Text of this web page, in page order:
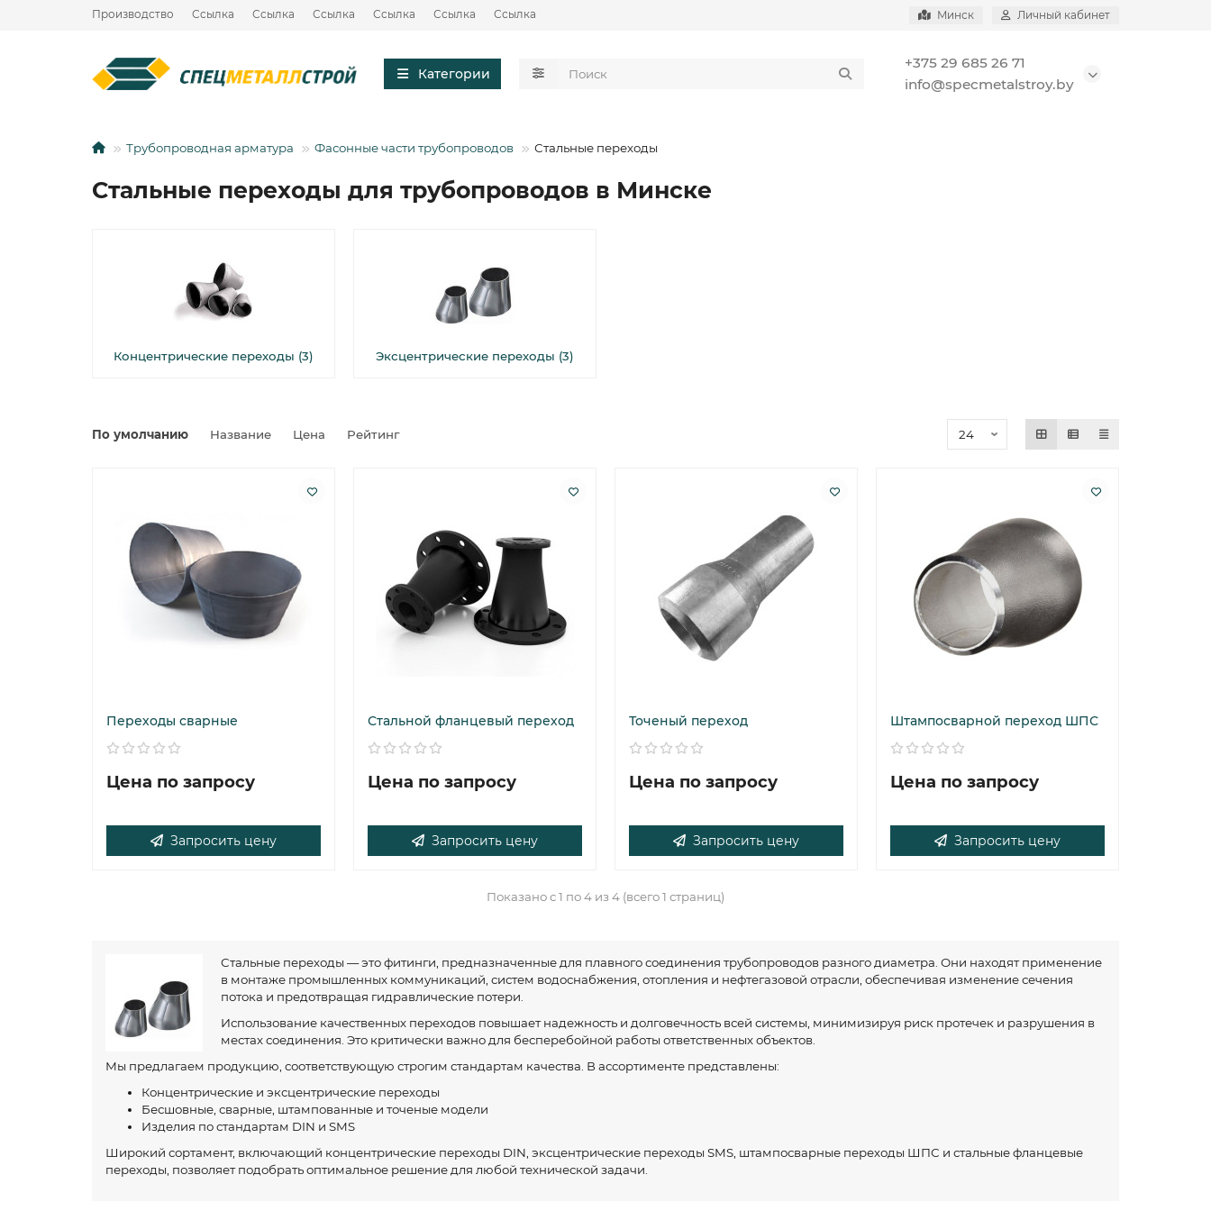
Производство Ссылка Ссылка Ссылка Ссылка Ссылка Ссылка Минск Личный кабинет
Категории
+375 29 685 26 71
info@specmetalstroy.by
Трубопроводная арматура Фасонные части трубопроводов Стальные переходы
Стальные переходы для трубопроводов в Минске
Концентрические переходы (3) Эксцентрические переходы (3)
По умолчанию Название Цена Рейтинг
Переходы сварные
Цена по запросу
Запросить цену
Стальной фланцевый переход
Цена по запросу
Запросить цену
Точеный переход
Цена по запросу
Запросить цену
Штампосварной переход ШПС
Цена по запросу
Запросить цену
Показано с 1 по 4 из 4 (всего 1 страниц)
Стальные переходы — это фитинги, предназначенные для плавного соединения трубопроводов разного диаметра. Они находят применение
в монтаже промышленных коммуникаций, систем водоснабжения, отопления и нефтегазовой отрасли, обеспечивая изменение сечения
потока и предотвращая гидравлические потери.
Использование качественных переходов повышает надежность и долговечность всей системы, минимизируя риск протечек и разрушения в
местах соединения. Это критически важно для бесперебойной работы ответственных объектов.
Мы предлагаем продукцию, соответствующую строгим стандартам качества. В ассортименте представлены:
Концентрические и эксцентрические переходы
Бесшовные, сварные, штампованные и точеные модели
Изделия по стандартам DIN и SMS
Широкий сортамент, включающий концентрические переходы DIN, эксцентрические переходы SMS, штампосварные переходы ШПС и стальные фланцевые
переходы, позволяет подобрать оптимальное решение для любой технической задачи.